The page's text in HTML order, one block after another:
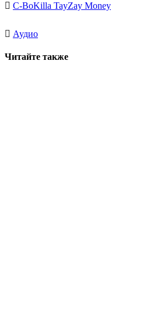
C-BoKilla TayZay Money
Аудио
Читайте также